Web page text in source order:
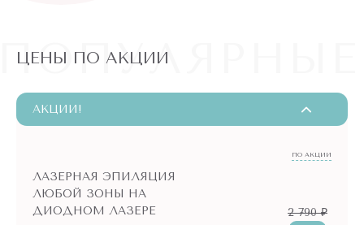
ЦЕНЫ ПО АКЦИИ
АКЦИИ!
ПО АКЦИИ
ЛАЗЕРНАЯ ЭПИЛЯЦИЯ
ЛЮБОЙ ЗОНЫ НА
ДИОДНОМ ЛАЗЕРЕ
2 790 ₽